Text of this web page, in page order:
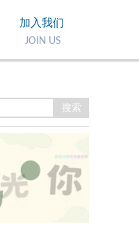
加入我们
JOIN US
搜索